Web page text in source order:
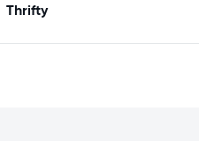
Thrifty